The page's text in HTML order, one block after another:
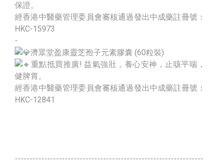
保證。
經香港中醫藥管理委員會審核通過發出中成藥註冊號：
HKC-15973
-
濟眾堂盈康靈芝孢子元素膠囊 (60粒裝)
重點抵買推廣! 益氣強壯，養心安神，止咳平喘，
健脾胃。
經香港中醫藥管理委員會審核通過發出中成藥註冊號：
HKC-12841
----------------------------------------------------------------